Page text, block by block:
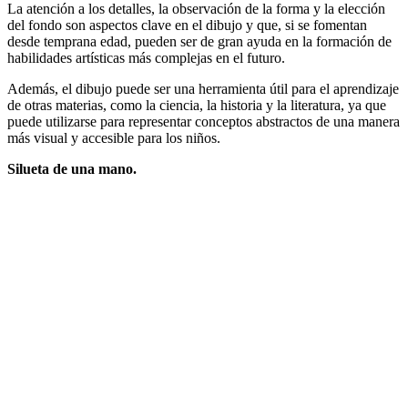
La atención a los detalles, la observación de la forma y la elección
del fondo son aspectos clave en el dibujo y que, si se fomentan
desde temprana edad, pueden ser de gran ayuda en la formación de
habilidades artísticas más complejas en el futuro.
Además, el dibujo puede ser una herramienta útil para el aprendizaje
de otras materias, como la ciencia, la historia y la literatura, ya que
puede utilizarse para representar conceptos abstractos de una manera
más visual y accesible para los niños.
Silueta de una mano.